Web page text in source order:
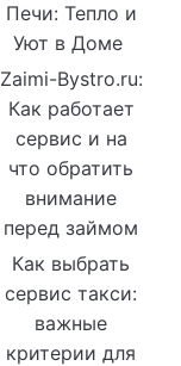
Печи: Тепло и
Уют в Доме
Zaimi-Bystro.ru:
Как работает
сервис и на
что обратить
внимание
перед займом
Как выбрать
сервис такси:
важные
критерии для